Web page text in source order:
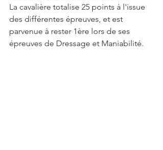
La cavalière totalise 25 points à l'issue
des différentes épreuves, et est
parvenue à rester 1ère lors de ses
épreuves de Dressage et Maniabilité.